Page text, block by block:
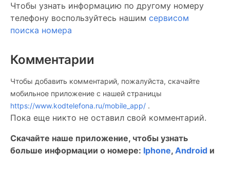
Чтобы узнать информацию по другому номеру
телефону воспользуйтесь нашим сервисом
поиска номера
Комментарии
Чтобы добавить комментарий, пожалуйста, скачайте
мобильное приложение c нашей страницы
https://www.kodtelefona.ru/mobile_app/ .
Пока еще никто не оставил свой комментарий.
Скачайте наше приложение, чтобы узнать
больше информации о номере: Iphone, Android и